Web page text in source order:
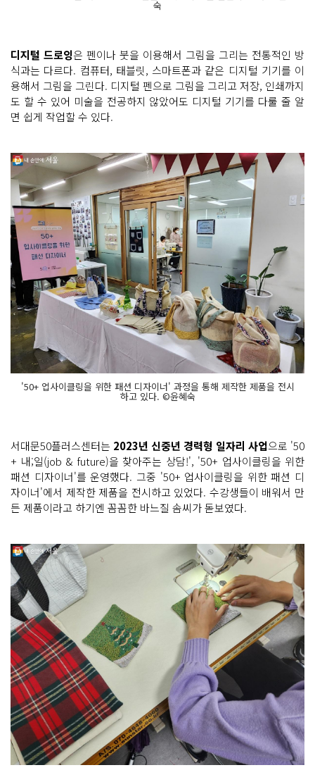
숙
디지털 드로잉은 펜이나 붓을 이용해서 그림을 그리는 전통적인 방
식과는 다르다. 컴퓨터, 태블릿, 스마트폰과 같은 디지털 기기를 이
용해서 그림을 그린다. 디지털 펜으로 그림을 그리고 저장, 인쇄까지
도 할 수 있어 미술을 전공하지 않았어도 디지털 기기를 다룰 줄 알
면 쉽게 작업할 수 있다.
'50+ 업사이클링을 위한 패션 디자이너' 과정을 통해 제작한 제품을 전시
하고 있다. ©윤혜숙
서대문50플러스센터는 2023년 신중년 경력형 일자리 사업으로 '50
+ 내;일(job & future)을 찾아주는 상담!', '50+ 업사이클링을 위한
패션 디자이너'를 운영했다. 그중 '50+ 업사이클링을 위한 패션 디
자이너'에서 제작한 제품을 전시하고 있었다. 수강생들이 배워서 만
든 제품이라고 하기엔 꼼꼼한 바느질 솜씨가 돋보였다.